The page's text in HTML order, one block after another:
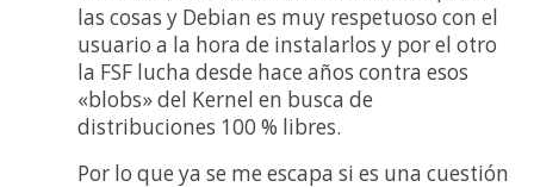
las cosas y Debian es muy respetuoso con el
usuario a la hora de instalarlos y por el otro
la FSF lucha desde hace años contra esos
«blobs» del Kernel en busca de
distribuciones 100 % libres.
Por lo que ya se me escapa si es una cuestión